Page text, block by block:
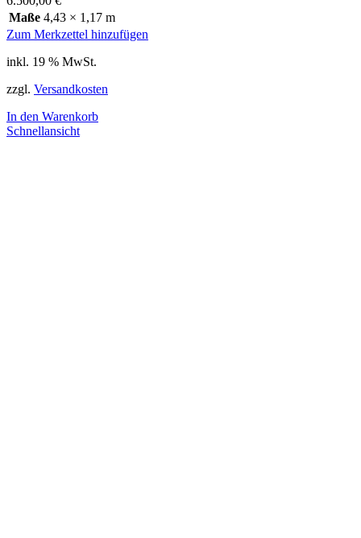
Maße 4,43 × 1,17 m
Zum Merkzettel hinzufügen
inkl. 19 % MwSt.
zzgl. Versandkosten
In den Warenkorb
Schnellansicht